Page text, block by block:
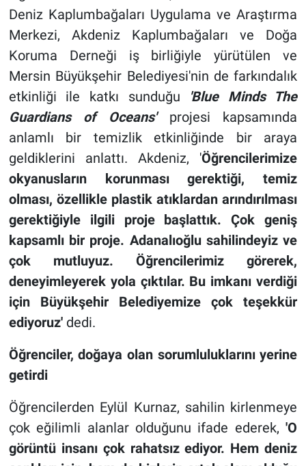
Deniz Kaplumbağaları Uygulama ve Araştırma
Merkezi, Akdeniz Kaplumbağaları ve Doğa
Koruma Derneği iş birliğiyle yürütülen ve
Mersin Büyükşehir Belediyesi'nin de farkındalık
etkinliği ile katkı sunduğu
'Blue Minds The
Guardians of Oceans'projesi kapsamında
anlamlı bir temizlik etkinliğinde bir araya
geldiklerini anlattı. Akdeniz, 'Öğrencilerimize
okyanusların korunması gerektiği, temiz
olması, özellikle plastik atıklardan arındırılması
gerektiğiyle ilgili proje başlattık. Çok geniş
kapsamlı bir proje. Adanalıoğlu sahilindeyiz ve
çok mutluyuz. Öğrencilerimiz görerek,
deneyimleyerek yola çıktılar. Bu imkanı verdiği
için Büyükşehir Belediyemize çok teşekkür
ediyoruz' dedi.
Öğrenciler, doğaya olan sorumluluklarını yerine
getirdi
Öğrencilerden Eylül Kurnaz, sahilin kirlenmeye
çok eğilimli alanlar olduğunu ifade ederek,'O
görüntü insanı çok rahatsız ediyor. Hem deniz